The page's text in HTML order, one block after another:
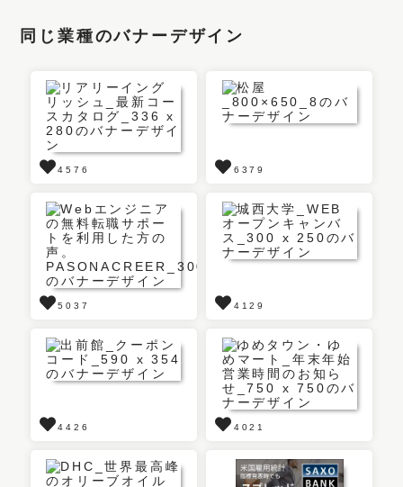
同じ業種のバナーデザイン
4576 6379
5037 4129
4426 4021